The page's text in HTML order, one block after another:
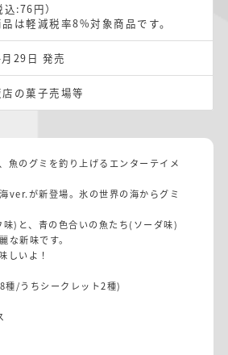
:76円）
は軽減税率8%対象商品です。
29日 発売
の菓子売場等
魚のグミを釣り上げるエンターテイメ
ver.が新登場。氷の世界の海からグミ
味)と、青の色合いの魚たち(ソーダ味)
な新味です。
しいよ！
/うちシークレット2種)